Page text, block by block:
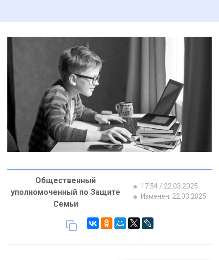
Общественный
уполномоченный по Защите
Семьи
17:54 / 22.03.2025
Изменен: 22.03.2025